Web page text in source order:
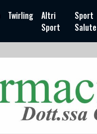
Twirling
Altri
Sport
Sport
Salute